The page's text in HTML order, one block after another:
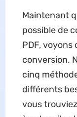
Maintenant
possible de
PDF,
conversion.
cinq
différents
vous